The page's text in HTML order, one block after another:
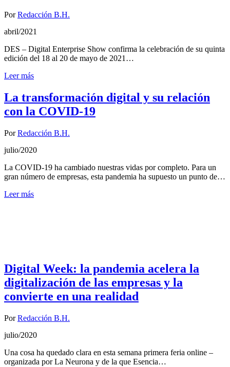
PorRedacción B.H.
abril/2021
DES – Digital Enterprise Show confirma la celebración de su quinta
edición del 18 al 20 de mayo de 2021…
Leer más
La transformación digital y su relación
con la COVID-19
PorRedacción B.H.
julio/2020
La COVID-19 ha cambiado nuestras vidas por completo. Para un
gran número de empresas, esta pandemia ha supuesto un punto de…
Leer más
Digital Week: la pandemia acelera la
digitalización de las empresas y la
convierte en una realidad
PorRedacción B.H.
julio/2020
Una cosa ha quedado clara en esta semana primera feria online –
organizada por La Neurona y de la que Esencia…